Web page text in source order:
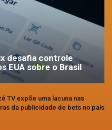
desafia controle
EUA sobre o Brasil
TV expõe uma lacuna nas
da publicidade de bets no país